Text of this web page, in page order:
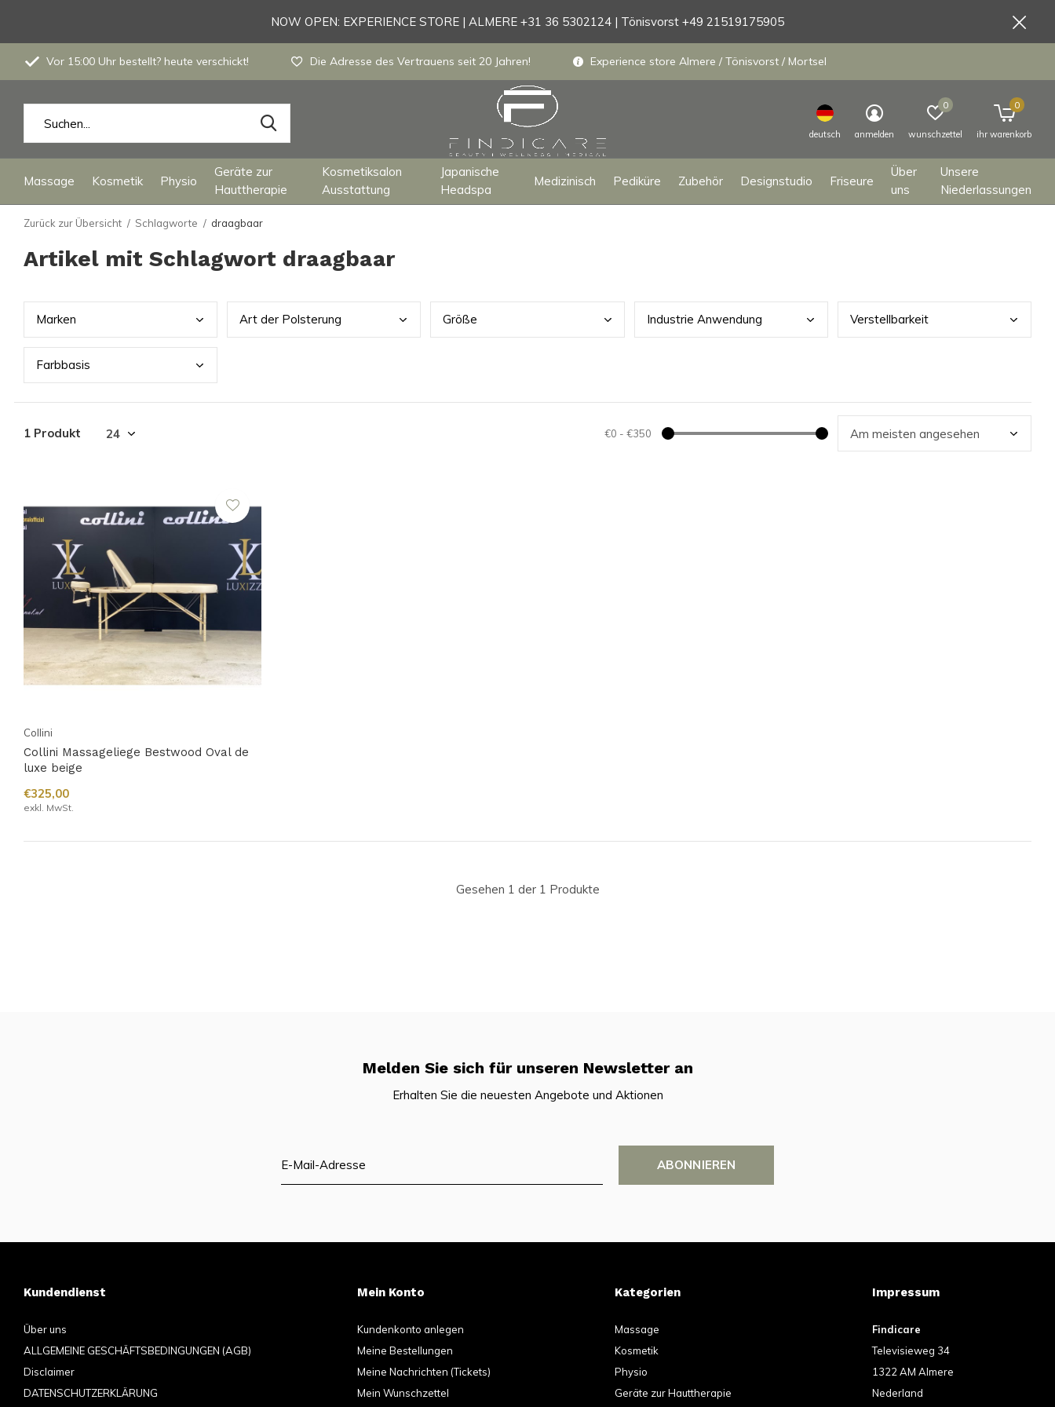
Massage Kosmetik Physio
Geräte zur
Hauttherapie
Kosmetiksalon
Ausstattung
Japanische
Headspa
Medizinisch Pediküre Zubehör Designstudio Friseure
Über
uns
Unsere
Niederlassungen
deutsch anmelden wunschzettel
0
ihr warenkorb
0
Vor 15:00 Uhr bestellt? heute verschickt! Die Adresse des Vertrauens seit 20 Jahren! Experience store Almere / Tönisvorst / Mortsel
NOW OPEN: EXPERIENCE STORE | ALMERE +31 36 5302124 | Tönisvorst +49 21519175905
Zurück zur Übersicht Schlagworte draagbaar
Artikel mit Schlagwort draagbaar
Marken Artder Polsterung Größe Industrie Anwendung Verstellbarkeit
Farbbasis
1 Produkt €0 - €350
Collini
Collini Massageliege Bestwood Oval de
luxe beige
€325,00
exkl. MwSt.
Gesehen 1 der 1 Produkte
Melden Sie sich für unseren Newsletter an
Erhalten Sie die neuesten Angebote und Aktionen
ABONNIEREN
Kundendienst
Über uns
ALLGEMEINE GESCHÄFTSBEDINGUNGEN (AGB)
Disclaimer
DATENSCHUTZERKLÄRUNG
Mein Konto
Kundenkonto anlegen
Meine Bestellungen
Meine Nachrichten (Tickets)
Mein Wunschzettel
Kategorien
Massage
Kosmetik
Physio
Geräte zur Hauttherapie
Impressum
Findicare
Televisieweg 34
1322 AM Almere
Nederland